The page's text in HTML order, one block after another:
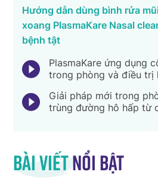
Hướng dẫn dùng bình rửa
xoang PlasmaKare Nasal
bệnh tật
PlasmaKare ứng dụng
trong phòng và điều trị
Giải pháp mới trong
trùng đường hô hấp từ
Bài viếtnổi bật